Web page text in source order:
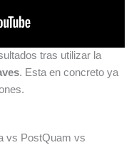
tras utilizar la
. Esta en concreto ya
vs PostQuam vs